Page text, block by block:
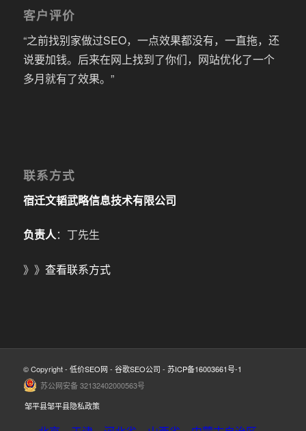
客户评价
“之前找别家做过SEO，一点效果都没有，一直拖，还
说要加钱。后来在网上找到了你们，网站优化了一个
多月就有了效果。”
联系方式
宿迁文韬武略信息技术有限公司
负责人：丁先生
》》 查看联系方式
© Copyright - 低价SEO网 - 谷歌SEO公司 - 苏ICP备16003661号-1
苏公网安备 32132402000563号
邹平县邹平县隐私政策